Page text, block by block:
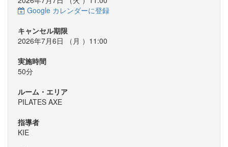
Google カレンダーに登録
キャンセル期限
2026年7月6日 （ 月 ）11:00
実施時間
50分
ルーム・エリア
PILATES AXE
指導者
KIE